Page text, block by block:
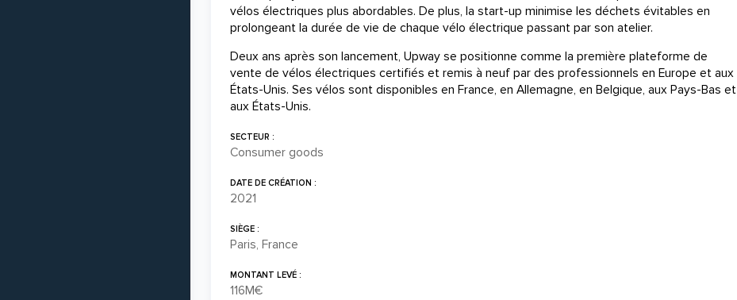
vélos électriques plus abordables. De plus, la start-up minimise les déchets évitables en
prolongeant la durée de vie de chaque vélo électrique passant par son atelier.
Deux ans après son lancement, Upway se positionne comme la première plateforme de
vente de vélos électriques certifiés et remis à neuf par des professionnels en Europe et aux
États-Unis. Ses vélos sont disponibles en France, en Allemagne, en Belgique, aux Pays-Bas et
aux États-Unis.
SECTEUR :
Consumer goods
DATE DE CRÉATION :
2021
SIÈGE :
Paris, France
MONTANT LEVÉ :
116M€